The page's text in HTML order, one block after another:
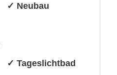
✓ Neubau
✓ Tageslichtbad